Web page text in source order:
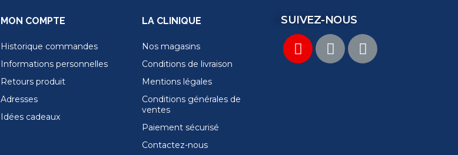
MON COMPTE
Historique commandes
Informations personnelles
Retours produit
Adresses
Idées cadeaux
LA CLINIQUE
Nos magasins
Conditions de livraison
Mentions légales
Conditions générales de
ventes
Paiement sécurisé
Contactez-nous
SUIVEZ-NOUS